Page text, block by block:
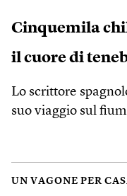
Cinquemila
il cuore di
Lo scrittore
suo viaggio sul
UN VAGONE PER